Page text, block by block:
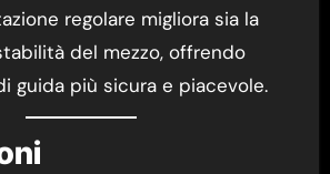
regolare migliora sia la
del mezzo, offrendo
guida più sicura e piacevole.